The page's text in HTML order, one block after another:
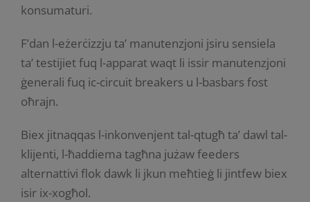
konsumaturi.
F’dan l-eżerċizzju ta’ manutenzjoni jsiru sensiela
ta’ testijiet fuq l-apparat waqt li issir manutenzjoni
ġenerali fuq ic-circuit breakers u l-basbars fost
oħrajn.
Biex jitnaqqas l-inkonvenjent tal-qtugħ ta’ dawl tal-
klijenti, l-ħaddiema tagħna jużaw feeders
alternattivi flok dawk li jkun meħtieġ li jintfew biex
isir ix-xogħol.